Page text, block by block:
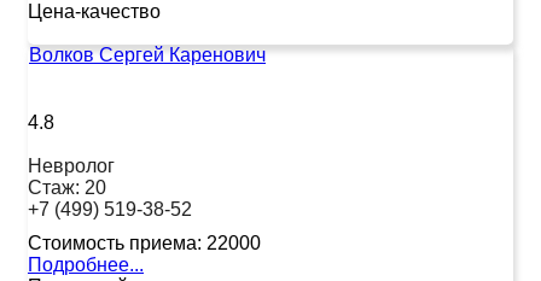
Цена-качество
Волков Сергей Каренович
4.8
Невролог
Стаж: 20
+7 (499) 519-38-52
Стоимость приема: 22000
Подробнее...